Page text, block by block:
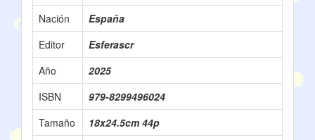
Nación
España
Editor
Esferascr
Año
2025
ISBN
979-8299496024
Tamaño
18x24.5cm 44p